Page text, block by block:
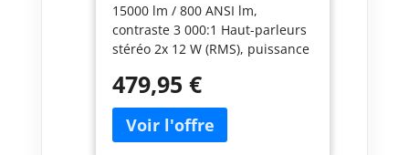
Technologies]
15000 lm / 800 ANSI lm,
contraste 3 000:1 Haut-parleurs
stéréo 2x 12 W (RMS), puissance
2,4 / 5 GHz + LAN Gigabit
Vidéoprojecteur UHD 4K 12000
lm de la marque SceneLights
Technologie LCD à LED :
479,95 €